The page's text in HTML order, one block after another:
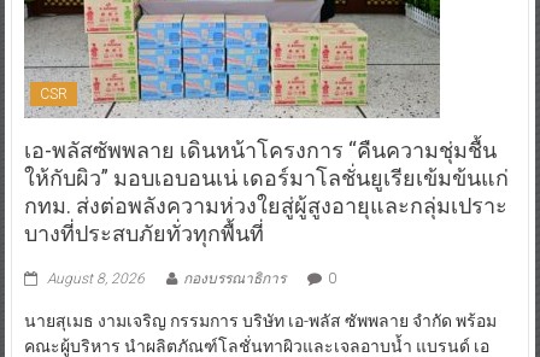
CSR
เอ-พลัสซัพพลาย เดินหน้าโครงการ “คืนความชุ่มชื้น
ให้กับผิว” มอบเอบอนเน่ เดอร์มาโลชั่นยูเรียเข้มข้นแก่
กทม. ส่งต่อพลังความห่วงใยสู่ผู้สูงอายุและกลุ่มเปราะ
บางที่ประสบภัยทั่วทุกพื้นที่
August 8, 2026 กองบรรณาธิการ 0
นายสุเมธ งามเจริญ กรรมการ บริษัท เอ-พลัส ซัพพลาย จำกัด พร้อม
คณะผู้บริหาร นำผลิตภัณฑ์โลชั่นทาผิวและเจลอาบน้ำ แบรนด์ เอ